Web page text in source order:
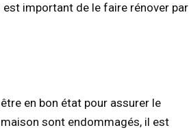
important de le faire rénover par
en bon état pour assurer le
sont endommagés, il est